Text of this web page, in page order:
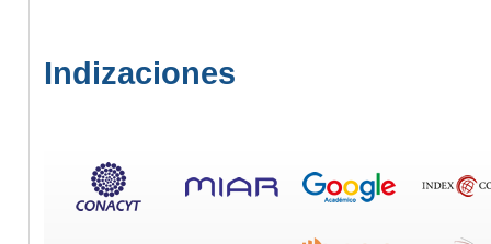
Indizaciones